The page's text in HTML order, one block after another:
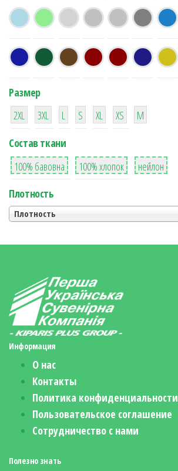
Размер
38
2XL
16
3XL
42
L
42
S
42
XL XS
М
Состав ткани
8
100% бавовна
36
100% хлопок
2
нейлон
Плотность
Плотность
Информация
О нас
Контакты
Политика конфиденциальности
Пользовательское соглашение
Сотрудничество с нами
Полезно знать